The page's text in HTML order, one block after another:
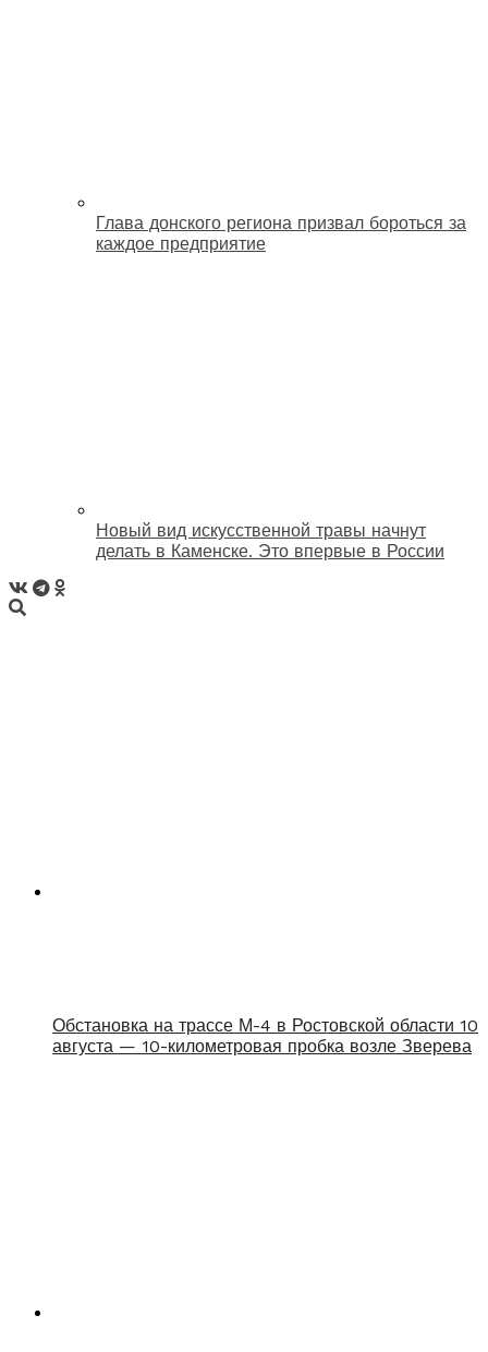
Глава донского региона призвал бороться за
каждое предприятие
Новый вид искусственной травы начнут
делать в Каменске. Это впервые в России
Обстановка на трассе М-4 в Ростовской области 10
августа — 10-километровая пробка возле Зверева